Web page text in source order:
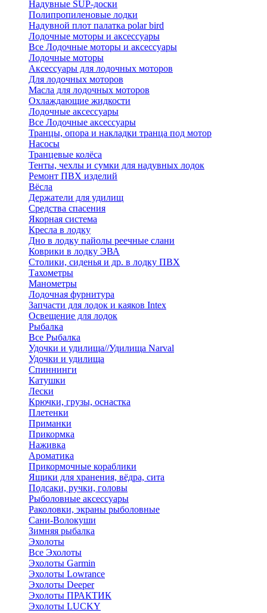
Надувные SUP-доски
Полипропиленовые лодки
Надувной плот палатка polar bird
Лодочные моторы и аксессуары
Все Лодочные моторы и аксессуары
Лодочные моторы
Аксессуары для лодочных моторов
Для лодочных моторов
Масла для лодочных моторов
Охлаждающие жидкости
Лодочные аксессуары
Все Лодочные аксессуары
Транцы, опора и накладки транца под мотор
Насосы
Транцевые колёса
Тенты, чехлы и сумки для надувных лодок
Ремонт ПВХ изделий
Вёсла
Держатели для удилищ
Средства спасения
Якорная система
Кресла в лодку
Дно в лодку пайолы реечные слани
Коврики в лодку ЭВА
Столики, сиденья и др. в лодку ПВХ
Тахометры
Манометры
Лодочная фурнитура
Запчасти для лодок и каяков Intex
Освещение для лодок
Рыбалка
Все Рыбалка
Удочки и удилища//Удилища Narval
Удочки и удилища
Спиннинги
Катушки
Лески
Крючки, грузы, оснастка
Плетенки
Приманки
Прикормка
Наживка
Ароматика
Прикормочные кораблики
Ящики для хранения, вёдра, сита
Подсаки, ручки, головы
Рыболовные аксессуары
Раколовки, экраны рыболовные
Сани-Волокуши
Зимняя рыбалка
Эхолоты
Все Эхолоты
Эхолоты Garmin
Эхолоты Lowrance
Эхолоты Deeper
Эхолоты ПРАКТИК
Эхолоты LUCKY